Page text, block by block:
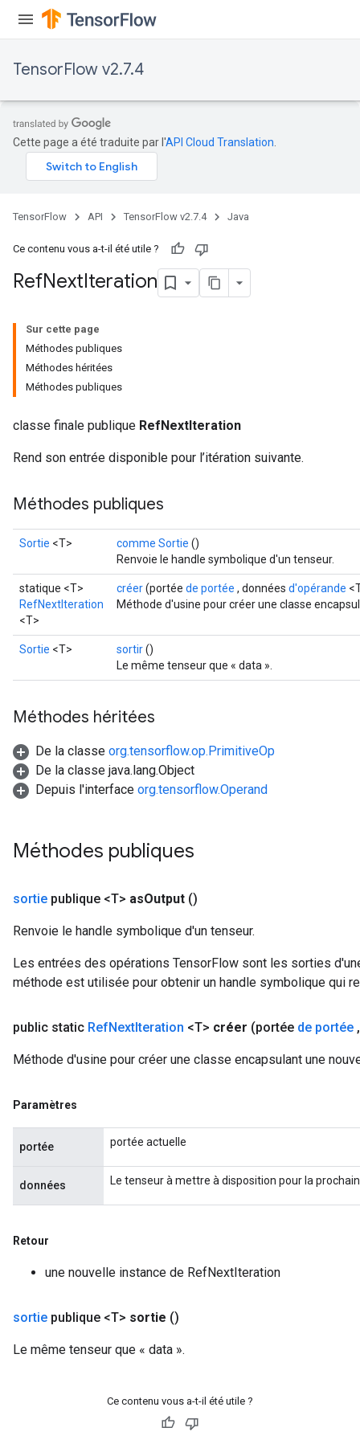
TensorFlow v2.7.4
Cette page a été traduite par l'API Cloud Translation
TensorFlow API TensorFlow v2.7.4 Java
Ce contenu vous a-t-il été utile ?
RefNextIteration
Sur cette page
Méthodes publiques
Méthodes héritées
Méthodes publiques
classe finale publique RefNextIteration
Rend son entrée disponible pour l’itération suivante.
Méthodes publiques
Sortie <T> comme Sortie ()
Renvoie le handle symbolique d'un tenseur.
statique <T>
RefNextIteration
<T>
créer(portée de portée , données d'opérande
Méthode d'usine pour créer une classe
Sortie <T> sortir()
Le même tenseur que « data ».
Méthodes héritées
De la classe org.tensorflow.op.PrimitiveOp
De la classe java.lang.Object
Depuis l'interface org.tensorflow.Operand
Méthodes publiques
sortie publique <T> asOutput ()
Renvoie le handle symbolique d'un tenseur.
Les entrées des opérations TensorFlow sont les sorties
méthode est utilisée pour obtenir un handle symbolique qui
public static RefNextIteration <T> créer (portée de portée ,
Méthode d'usine pour créer une classe encapsulant une
Paramètres
portée portée actuelle
données Le tenseur à mettre à disposition pour la
Retour
une nouvelle instance de RefNextIteration
sortie publique <T> sortie ()
Le même tenseur que « data ».
Ce contenu vous a-t-il été utile ?